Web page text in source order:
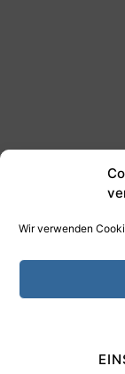
Wir verwenden